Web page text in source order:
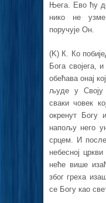
Њега. Ево ћу
нико не узме
поручује Он.
(K) К. Ко
Бога својега,
обећава онај
људе у Своју
сваки човек
окренут Богу
напољу него
срцем. И
небесној
неће више
због греха
се Богу као